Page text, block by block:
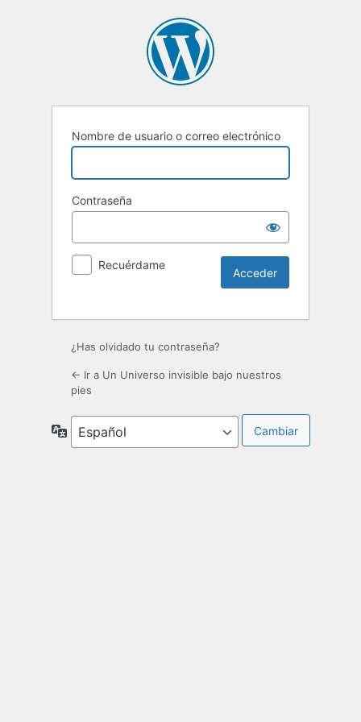
Nombre de usuario o correo electrónico
Contraseña
Recuérdame
¿Has olvidado tu contraseña?
← Ir a Un Universo invisible bajo nuestros
pies
Idioma